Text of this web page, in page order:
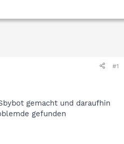
#1
gemacht und daraufhin
gefunden